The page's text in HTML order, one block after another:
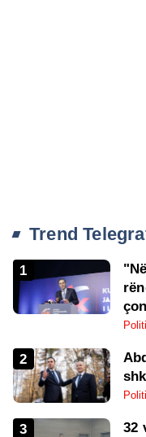
Trend
32